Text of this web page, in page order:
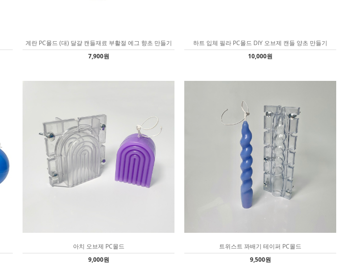
계란 PC몰드 (대) 달걀 캔들재료 부활절 에그 향초 만들기
7,900원
하트 입체 필라 PC몰드 DIY 오브제 캔들 양초 만들기
10,000원
아치 오브제 PC몰드
9,000원
트위스트 꽈배기 테이퍼 PC몰드
9,500원